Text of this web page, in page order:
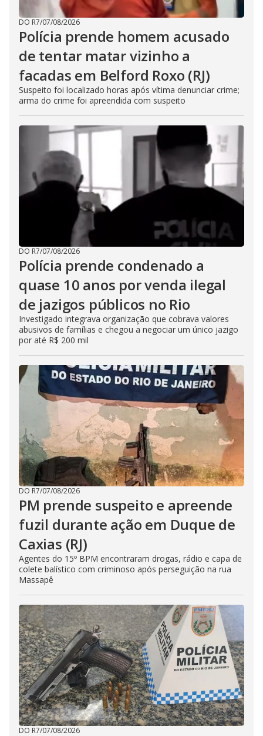
DO R7/07/08/2026
Polícia prende homem acusado
de tentar matar vizinho a
facadas em Belford Roxo (RJ)
Suspeito foi localizado horas após vítima denunciar crime;
arma do crime foi apreendida com suspeito
DO R7/07/08/2026
Polícia prende condenado a
quase 10 anos por venda ilegal
de jazigos públicos no Rio
Investigado integrava organização que cobrava valores
abusivos de famílias e chegou a negociar um único jazigo
por até R$ 200 mil
DO R7/07/08/2026
PM prende suspeito e apreende
fuzil durante ação em Duque de
Caxias (RJ)
Agentes do 15º BPM encontraram drogas, rádio e capa de
colete balístico com criminoso após perseguição na rua
Massapê
DO R7/07/08/2026